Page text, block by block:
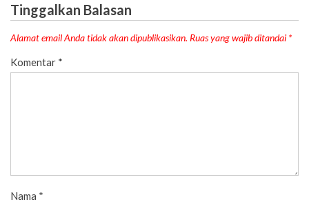
Tinggalkan Balasan
Alamat email Anda tidak akan dipublikasikan. Ruas yang wajib ditandai *
Komentar *
Nama *